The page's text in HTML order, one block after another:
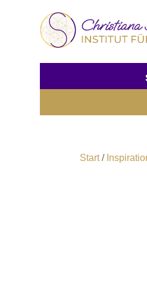
Start/